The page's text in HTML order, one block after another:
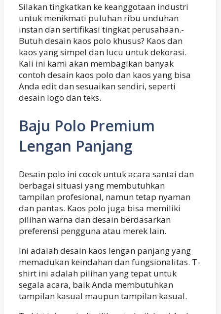
Silakan tingkatkan ke keanggotaan industri
untuk menikmati puluhan ribu unduhan
instan dan sertifikasi tingkat perusahaan.-
Butuh desain kaos polo khusus? Kaos dan
kaos yang simpel dan lucu untuk dekorasi.
Kali ini kami akan membagikan banyak
contoh desain kaos polo dan kaos yang bisa
Anda edit dan sesuaikan sendiri, seperti
desain logo dan teks.
Baju Polo Premium
Lengan Panjang
Desain polo ini cocok untuk acara santai dan
berbagai situasi yang membutuhkan
tampilan profesional, namun tetap nyaman
dan pantas. Kaos polo juga bisa memiliki
pilihan warna dan desain berdasarkan
preferensi pengguna atau merek lain.
Ini adalah desain kaos lengan panjang yang
memadukan keindahan dan fungsionalitas. T-
shirt ini adalah pilihan yang tepat untuk
segala acara, baik Anda membutuhkan
tampilan kasual maupun tampilan kasual.